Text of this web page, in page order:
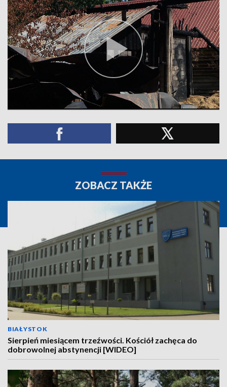
ZOBACZ TAKŻE
BIAŁYSTOK
Sierpień miesiącem trzeźwości. Kościół zachęca do
dobrowolnej abstynencji [WIDEO]